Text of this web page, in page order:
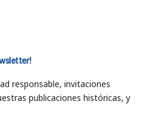
responsable, invitaciones
publicaciones históricas, y